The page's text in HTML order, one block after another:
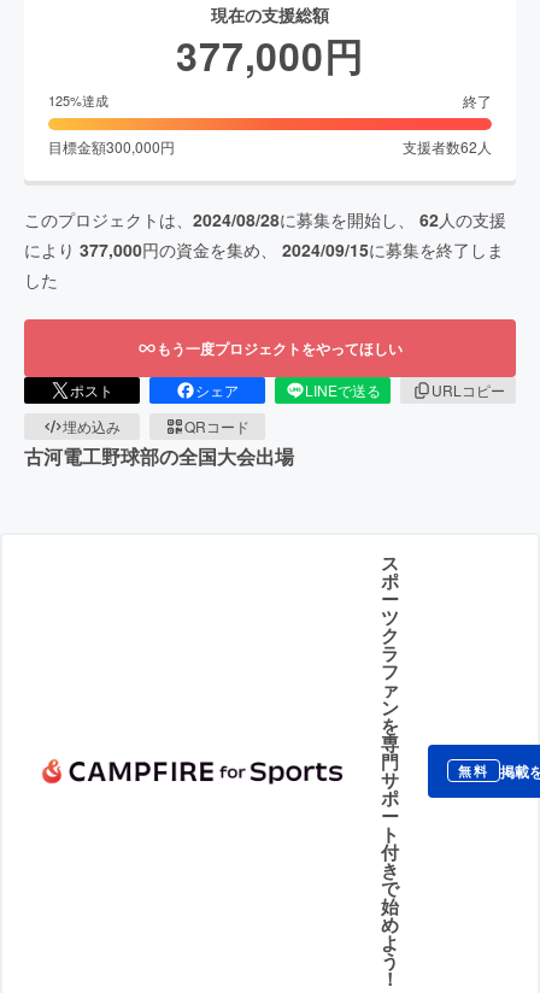
現在の支援総額
377,000円
125%達成 終了
目標金額300,000円 支援者数62 人
このプロジェクトは、 2024/08/28に募集を開始し、 62人の支援
により 377,000円の資金を集め、 2024/09/15に募集を終了しま
した
もう一度プロジェクトをやってほしい
ポスト シェア LINEで送る
URLコピー
埋め込み
QRコード
古河電工野球部の全国大会出場
ス
ポ
ー
ツ
ク
ラ
フ
ァ
ン
を
専
門
サ
ポ
ー
ト
付
き
で
始
め
よ
う
！
無料 掲載